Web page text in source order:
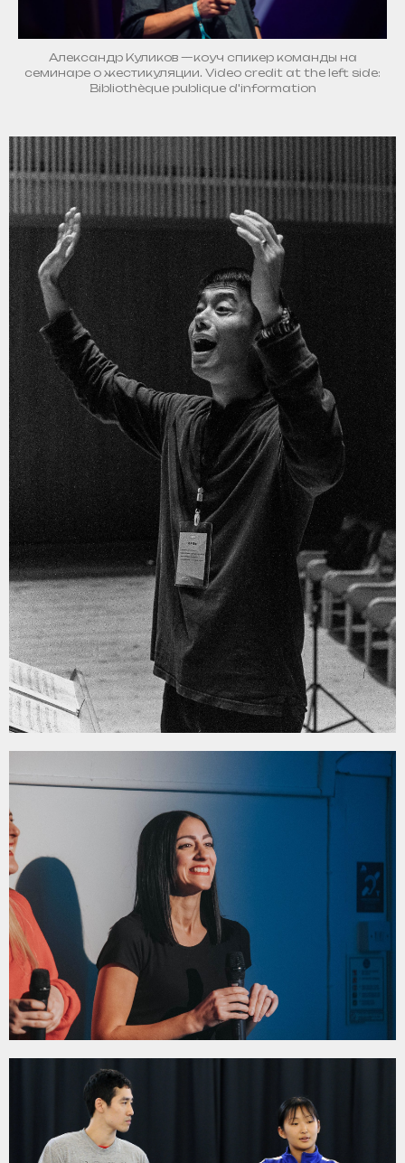
Александр Куликов —коуч спикер команды на
семинаре о жестикуляции. Video credit at the left side:
Bibliothèque publique d'information